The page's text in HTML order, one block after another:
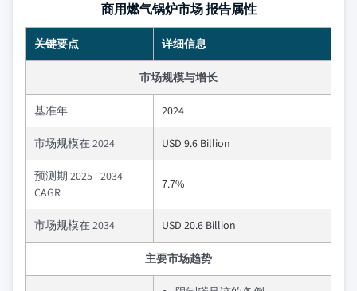
商用燃气锅炉市场 报告属性
关键要点 详细信息
市场规模与增长
基准年 2024
市场规模在 2024 USD 9.6 Billion
预测期 2025 - 2034
CAGR
7.7%
市场规模在 2034 USD 20.6 Billion
主要市场趋势